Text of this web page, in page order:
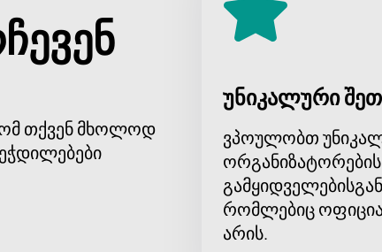
თქვენ მხოლოდ
უნიკალური
ვპოულობთ
რომლებიც
არის.